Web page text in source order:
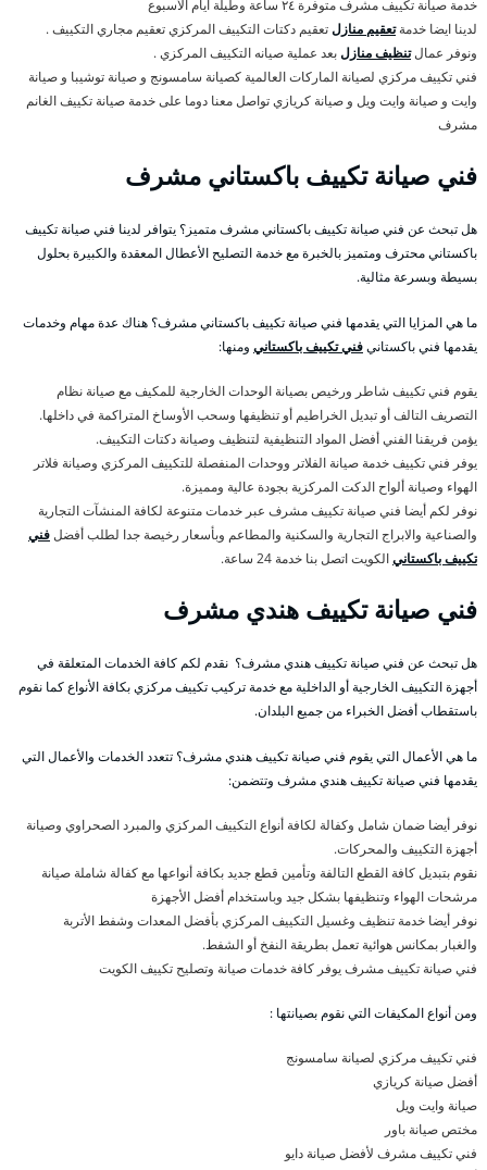
خدمة صيانة تكييف مشرف متوفرة ٢٤ ساعة وطيلة ايام الأسبوع
لدينا ايضا خدمةتعقيم منازلتعقيم دكتات التكييف المركزي تعقيم مجاري التكييف .
ونوفر عمالتنظيف منازلبعد عملية صيانه التكييف المركزي .
فني تكييف مركزي لصيانة الماركات العالمية كصيانة سامسونج و صيانة توشيبا و صيانة
وايت و صيانة وايت ويل و صيانة كريازي تواصل معنا دوما على خدمة صيانة تكييف الغانم
مشرف
فني صيانة تكييف باكستاني مشرف
هل تبحث عن فني صيانة تكييف باكستاني مشرف متميز؟ يتوافر لدينا فني صيانة تكييف
باكستاني محترف ومتميز بالخبرة مع خدمة التصليح الأعطال المعقدة والكبيرة بحلول
بسيطة وبسرعة مثالية.
ما هي المزايا التي يقدمها فني صيانة تكييف باكستاني مشرف؟ هناك عدة مهام وخدمات
يقدمها فني باكستانيفني تكييف باكستاني ومنها:
يقوم فني تكييف شاطر ورخيص بصيانة الوحدات الخارجية للمكيف مع صيانة نظام
التصريف التالف أو تبديل الخراطيم أو تنظيفها وسحب الأوساخ المتراكمة في داخلها.
يؤمن فريقنا الفني أفضل المواد التنظيفية لتنظيف وصيانة دكتات التكييف.
يوفر فني تكييف خدمة صيانة الفلاتر ووحدات المنفصلة للتكييف المركزي وصيانة فلاتر
الهواء وصيانة ألواح الدكت المركزية بجودة عالية ومميزة.
نوفر لكم أيضا فني صيانة تكييف مشرف عبر خدمات متنوعة لكافة المنشآت التجارية
والصناعية والابراج التجارية والسكنية والمطاعم وبأسعار رخيصة جدا لطلب أفضلفني
تكييف باكستانيالكويت اتصل بنا خدمة 24 ساعة.
فني صيانة تكييف هندي مشرف
هل تبحث عن فني صيانة تكييف هندي مشرف؟ نقدم لكم كافة الخدمات المتعلقة في
أجهزة التكييف الخارجية أو الداخلية مع خدمة تركيب تكييف مركزي بكافة الأنواع كما نقوم
باستقطاب أفضل الخبراء من جميع البلدان.
ما هي الأعمال التي يقوم فني صيانة تكييف هندي مشرف؟ تتعدد الخدمات والأعمال التي
يقدمها فني صيانة تكييف هندي مشرف وتتضمن:
نوفر أيضا ضمان شامل وكفالة لكافة أنواع التكييف المركزي والمبرد الصحراوي وصيانة
أجهزة التكييف والمحركات.
نقوم بتبديل كافة القطع التالفة وتأمين قطع جديد بكافة أنواعها مع كفالة شاملة صيانة
مرشحات الهواء وتنظيفها بشكل جيد وباستخدام أفضل الأجهزة
نوفر أيضا خدمة تنظيف وغسيل التكييف المركزي بأفضل المعدات وشفط الأتربة
والغبار بمكانس هوائية تعمل بطريقة النفخ أو الشفط.
فني صيانة تكييف مشرف يوفر كافة خدمات صيانة وتصليح تكييف الكويت
ومن أنواع المكيفات التي نقوم بصيانتها :
فني تكييف مركزي لصيانة سامسونج
أفضل صيانة كريازي
صيانة وايت ويل
مختص صيانة باور
فني تكييف مشرف لأفضل صيانة دايو